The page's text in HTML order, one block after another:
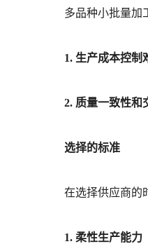
多品种小批量加
1. 生产成本控制
2. 质量一致性和
选择的标准
在选择供应商的
1. 柔性生产能力